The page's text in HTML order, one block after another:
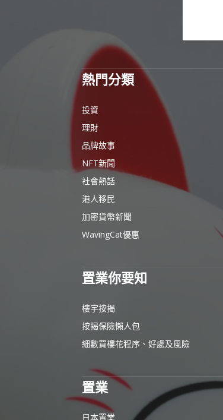
熱門分類
投資
理財
品牌故事
NFT新聞
社會熱話
港人移民
加密貨幣新聞
WavingCat優惠
置業你要知
樓宇按揭
按揭保險懶人包
細數買樓花程序、好處及風險
置業
日本置業